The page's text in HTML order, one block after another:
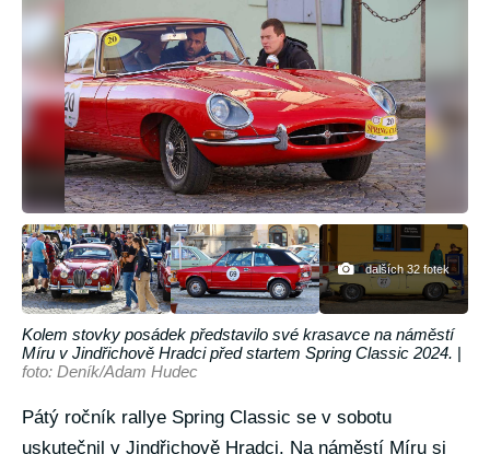
dalších 32 fotek
Kolem stovky posádek představilo své krasavce na náměstí
Míru v Jindřichově Hradci před startem Spring Classic 2024. |
foto: Deník/Adam Hudec
Pátý ročník rallye Spring Classic se v sobotu
uskutečnil v Jindřichově Hradci. Na náměstí Míru si